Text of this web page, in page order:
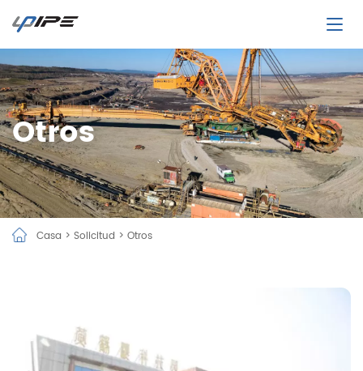
Otros
Casa > Solicitud > Otros